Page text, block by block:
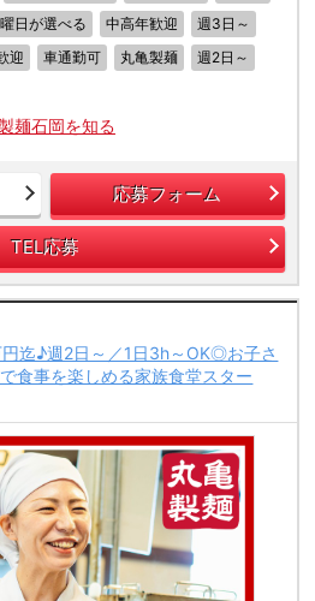
日が選べる 中高年歓迎
週3日～
迎 車通勤可 丸亀製麺 週2日～
麺石岡を知る
応募フォーム
TEL応募
迄♪週2日～／1日3h～OK◎お子さ
食事を楽しめる家族食堂スター